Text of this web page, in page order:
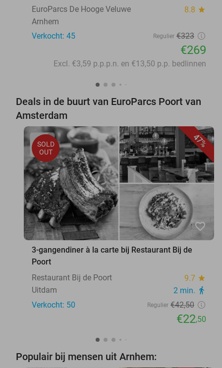
EuroParcs De Hooge Veluwe
8.8 star
Arnhem
Verkocht: 45
Regulier €323
€269
Excl. €3,59 p.p.p.n. en €13,50 p.p. bedlinnen
Deals in de buurt van EuroParcs Poort van
Amsterdam
47%
SOLD
OUT
favorite_border
3-gangendiner à la carte bij Restaurant Bij de
Poort
Restaurant Bij de Poort
9.7 star
Uitdam 2 min. directions_walk
Verkocht: 50 Regulier €42,50
€22,50
Populair bij mensen uit Arnhem: